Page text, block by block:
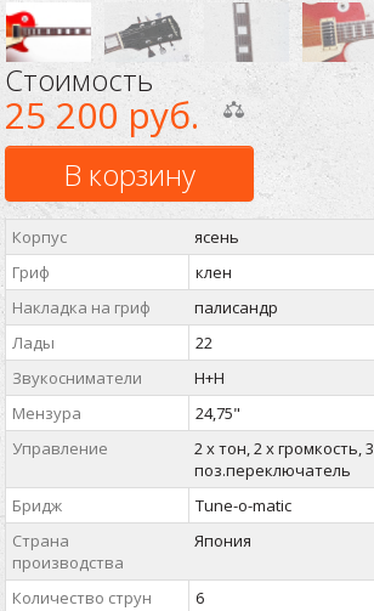
Стоимость
25 200 руб.
В корзину
Корпус
ясень
Гриф
клен
Накладка на гриф
палисандр
Лады
22
Звукосниматели
H+H
Мензура
24,75"
Управление
2 х тон, 2 х громкость, 3
поз.переключатель
Бридж
Tune-o-matic
Страна
производства
Япония
Количество струн
6